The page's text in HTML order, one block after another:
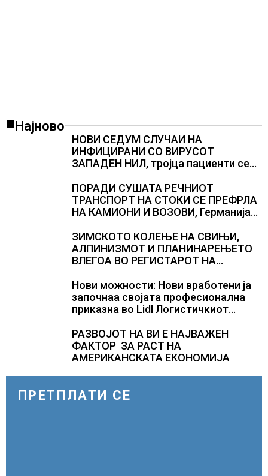
Најново
НОВИ СЕДУМ СЛУЧАИ НА
ИНФИЦИРАНИ СО ВИРУСОТ
ЗАПАДЕН НИЛ, тројца пациенти се
ПОРАДИ СУШАТА РЕЧНИОТ
ТРАНСПОРТ НА СТОКИ СЕ ПРЕФРЛА
НА КАМИОНИ И ВОЗОВИ, Германија
камионџиите да возат и во недела
ЗИМСКОТО КОЛЕЊЕ НА СВИЊИ,
АЛПИНИЗМОТ И ПЛАНИНАРЕЊЕТО
ВЛЕГОА ВО РЕГИСТАРОТ НА
СЛОВЕНИЈА
Нови можности: Нови вработени ја
започнаа својата професионална
приказна во Lidl Логистичкиот
РАЗВОЈОТ НА ВИ Е НАЈВАЖЕН
ФАКТОР ЗА РАСТ НА
АМЕРИКАНСКАТА ЕКОНОМИЈА
ПРЕТПЛАТИ СЕ